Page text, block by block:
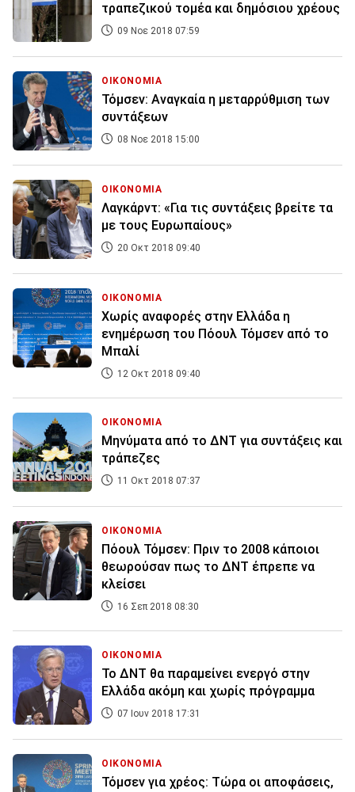
τραπεζικού τομέα και δημόσιου χρέους
09 Νοε 2018 07:59
ΟΙΚΟΝΟΜΙΑ
Τόμσεν: Αναγκαία η μεταρρύθμιση των
συντάξεων
08 Νοε 2018 15:00
ΟΙΚΟΝΟΜΙΑ
Λαγκάρντ: «Για τις συντάξεις βρείτε τα
με τους Ευρωπαίους»
20 Οκτ 2018 09:40
ΟΙΚΟΝΟΜΙΑ
Χωρίς αναφορές στην Ελλάδα η
ενημέρωση του Πόουλ Τόμσεν από το
Μπαλί
12 Οκτ 2018 09:40
ΟΙΚΟΝΟΜΙΑ
Μηνύματα από το ΔΝΤ για συντάξεις και
τράπεζες
11 Οκτ 2018 07:37
ΟΙΚΟΝΟΜΙΑ
Πόουλ Τόμσεν: Πριν το 2008 κάποιοι
θεωρούσαν πως το ΔΝΤ έπρεπε να
κλείσει
16 Σεπ 2018 08:30
ΟΙΚΟΝΟΜΙΑ
Το ΔΝΤ θα παραμείνει ενεργό στην
Ελλάδα ακόμη και χωρίς πρόγραμμα
07 Ιουν 2018 17:31
ΟΙΚΟΝΟΜΙΑ
Τόμσεν για χρέος: Τώρα οι αποφάσεις,